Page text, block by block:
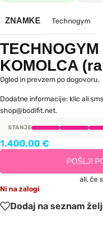
ZNAMKE Technogym
KOMOLCA
Ogled in prevzem po dogovoru.
Dodatne informacije: klic ali
shop@bodifit.net.
STANJE
1.400,00 €
POŠLJI
ali, če
Ni na zalogi
Dodaj na seznam